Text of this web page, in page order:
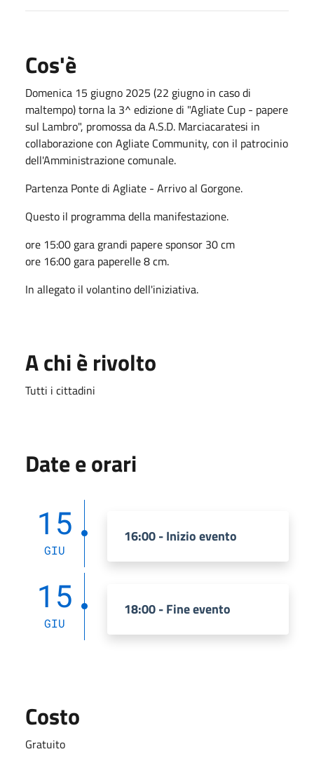
Cos'è
Domenica 15 giugno 2025 (22 giugno in caso di
maltempo) torna la 3^ edizione di "Agliate Cup - papere
sul Lambro", promossa da A.S.D. Marciacaratesi in
collaborazione con Agliate Community, con il patrocinio
dell'Amministrazione comunale.
Partenza Ponte di Agliate - Arrivo al Gorgone.
Questo il programma della manifestazione.
ore 15:00 gara grandi papere sponsor 30 cm
ore 16:00 gara paperelle 8 cm.
In allegato il volantino dell'iniziativa.
A chi è rivolto
Tutti i cittadini
Date e orari
15
GIU
16:00 - Inizio evento
15
GIU
18:00 - Fine evento
Costo
Gratuito